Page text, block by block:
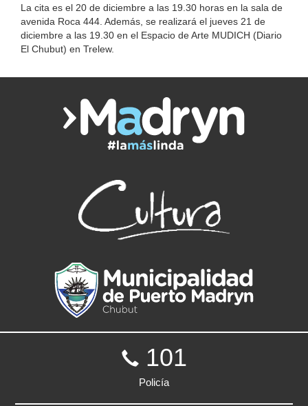
La cita es el 20 de diciembre a las 19.30 horas en la sala de
avenida Roca 444. Además, se realizará el jueves 21 de
diciembre a las 19.30 en el Espacio de Arte MUDICH (Diario
El Chubut) en Trelew.
101
Policía